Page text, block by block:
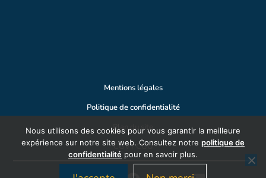
Mentions légales
Politique de confidentialité
Plan du site
CGV / CGU
Nous utilisons des cookies pour vous garantir la meilleure
expérience sur notre site web. Consultez notre politique de
confidentialité pour en savoir plus.